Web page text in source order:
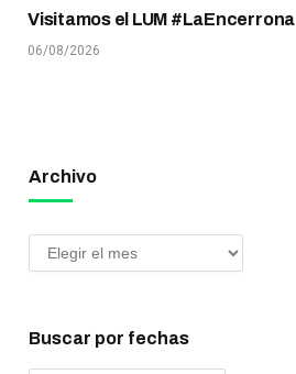
Visitamos el LUM #LaEncerrona
06/08/2026
Archivo
Buscar por fechas